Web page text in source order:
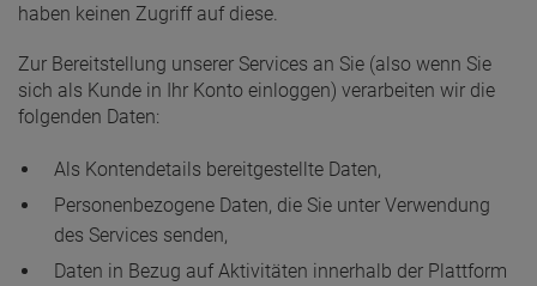
haben keinen Zugriff auf diese.
Zur Bereitstellung unserer Services an Sie (also wenn Sie
sich als Kunde in Ihr Konto einloggen) verarbeiten wir die
folgenden Daten:
Als Kontendetails bereitgestellte Daten,
Personenbezogene Daten, die Sie unter Verwendung
des Services senden,
Daten in Bezug auf Aktivitäten innerhalb der Plattform